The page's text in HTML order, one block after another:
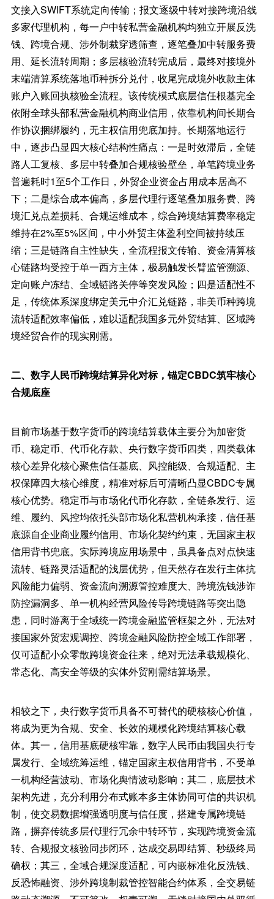
文接入SWIFT系统定向传输；报文逐级中转对接跨境沿线
多家代理机构，每一户中转私营金融机构均独立开展反洗
钱、跨境合规、涉外制裁穿透筛查，逐笔叠加中转服务费
用、延长流转周期；多层核验流转完成后，最终对接境外
末端清算系统落地币种拆分兑付，收尾完成境外收款主体
账户入账回执核验全流程。该传统模式底层信任根基完全
依附全球头部私营金融机构商业信用，依靠机构间长期合
作协议捆绑履约，无主权信用兜底加持。长期落地运行
中，逐步凸显四大核心结构性痛点：一是时效滞后，全链
路人工复核、多层中转叠加合规核验壁垒，单笔跨境业务
普遍耗时1至5个工作日，外贸企业资金占用成本居高不
下；二是综合成本偏高，多层代理行逐笔叠加服务费、跨
境汇兑点差损耗、合规运维成本，综合跨境结算费率稳定
维持在2%至5%区间，中小外贸主体盈利空间被持续压
缩；三是链路自主性缺失，全流程报文传输、资金清算核
心链路均受控于单一西方主体，极易触发长臂监管溯源、
定向账户冻结、全域链路关停等突发风险；四是适配性不
足，传统体系深度绑定美元中介汇兑链路，非美币种跨境
流转适配效率偏低，难以适配我国多元外贸结算、区域跨
境经贸合作的现实刚需。
二、数字人民币跨境结算异化对标，锚定CBDC筑牢核心
合规底座
目前市场基于数字货币的跨境结算载体主要分为加密货
币、稳定币、代币化存款、央行数字货币四类，四类载体
核心差异化核心聚焦信任基底、风控能级、合规适配、主
权保障四大核心维度，精准对标后可清晰凸显CBDC专属
核心优势。稳定币与市场化代币化存款，全链条发行、运
维、履约、风控均依托头部市场化私营机构承接，信任基
底源自企业商业履约信用、市场化契约约束，无国家主权
信用背书兜底。实际跨境应用场景中，虽具备点对点快速
流转、链路灵活适配的浅层优势，但天然存在发行主体抗
风险能力偏弱、资金流向溯源管控难度大、跨境洗钱涉诈
防控漏洞多、单一机构经营风险传导跨境链路等突出隐
患，同时游离于全域统一跨境金融监管框架之外，无法对
接国家外贸宏观调控、跨境金融风险防控全域工作部署，
仅可适配小众零散跨境资金往来，绝对无法承载规模化、
常态化、高安全等级的实体外贸刚需结算场景。
相较之下，央行数字货币具备不可替代的硬核核心价值，
将成为更为合规、安全、长效的规模化跨境结算核心载
体。其一，信用基底硬核牢靠，数字人民币由我国央行专
属发行、全域统筹运维，锚定国家主权信用背书，不受单
一机构经营波动、市场化舆情波动影响；其二，底层技术
架构先进，充分利用分布式账本多主体协同可信的共识机
制，使交易数据增强透明度与信任度，搭建专属跨境链
路，摒弃传统多层代理行冗余中转环节，实现跨境资金流
转、合规报文核验同步闭环，达成交易即结算、秒级终局
确权；其三，全域合规深度适配，可内嵌标准化反洗钱、
反恐怖融资、涉外跨境制裁管控智能合约体系，全交易链